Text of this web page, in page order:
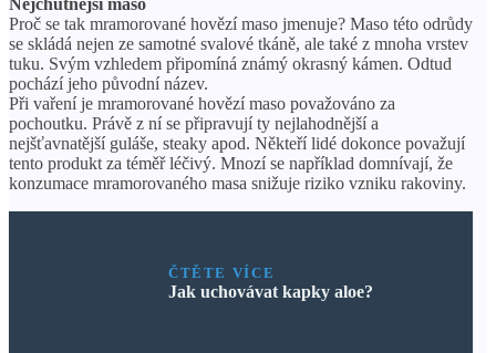
Proč se tak mramorované hovězí maso jmenuje? Maso této odrůdy
se skládá nejen ze samotné svalové tkáně, ale také z mnoha vrstev
tuku. Svým vzhledem připomíná známý okrasný kámen. Odtud
pochází jeho původní název.
Při vaření je mramorované hovězí maso považováno za
pochoutku. Právě z ní se připravují ty nejlahodnější a
nejšťavnatější guláše, steaky apod. Někteří lidé dokonce považují
tento produkt za téměř léčivý. Mnozí se například domnívají, že
konzumace mramorovaného masa snižuje riziko vzniku rakoviny.
ČTĚTE VÍCE
Jak uchovávat kapky aloe?